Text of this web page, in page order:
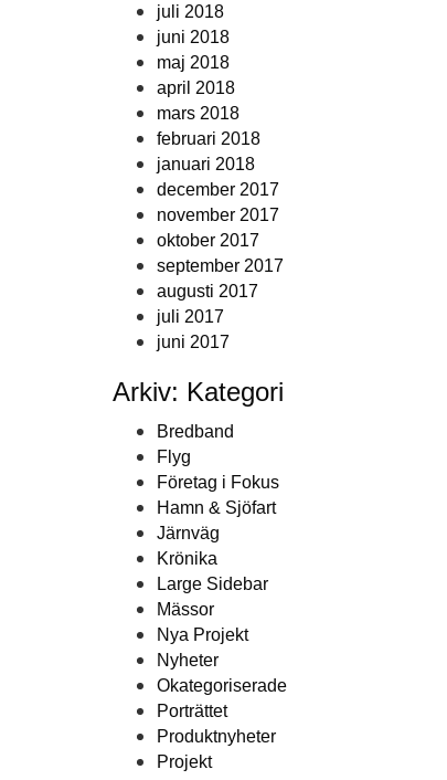
juli 2018
juni 2018
maj 2018
april 2018
mars 2018
februari 2018
januari 2018
december 2017
november 2017
oktober 2017
september 2017
augusti 2017
juli 2017
juni 2017
Arkiv: Kategori
Bredband
Flyg
Företag i Fokus
Hamn & Sjöfart
Järnväg
Krönika
Large Sidebar
Mässor
Nya Projekt
Nyheter
Okategoriserade
Porträttet
Produktnyheter
Projekt